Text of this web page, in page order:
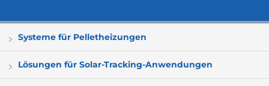
Systeme für Pelletheizungen
Lösungen für Solar-Tracking-Anwendungen